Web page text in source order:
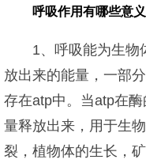
呼吸作用有哪些意
1、呼吸能为生物
放出来的能量，一部
存在atp中。当atp在
量释放出来，用于生
裂，植物体的生长，